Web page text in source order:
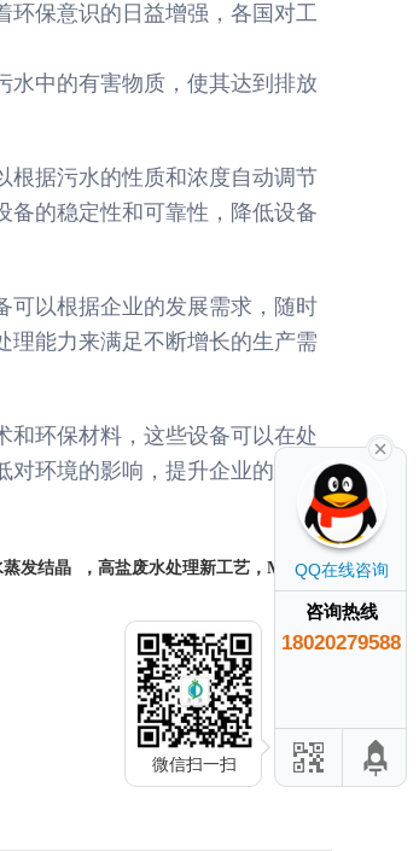
环保意识的日益增强，各国对工
水中的有害物质，使其达到排放
根据污水的性质和浓度自动调节
备的稳定性和可靠性，降低设备
可以根据企业的发展需求，随时
理能力来满足不断增长的生产需
和环保材料，这些设备可以在处
环境的影响，提升企业的社会
蒸发结晶 ，高盐废水处理新工艺， MVR母QQ在线咨询
咨询热线
18020279588
微信扫一扫